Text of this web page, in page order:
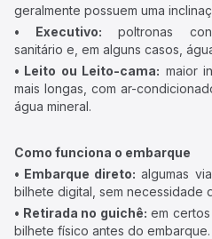
geralmente possuem uma
• Executivo: poltronas
sanitário e, em alguns casos,
• Leito ou Leito-cama: maior
mais longas, com ar-
água mineral.
Como funciona o embarque
• Embarque direto: algumas
bilhete digital, sem necessidade
• Retirada no guichê: em
bilhete físico antes do embarque.